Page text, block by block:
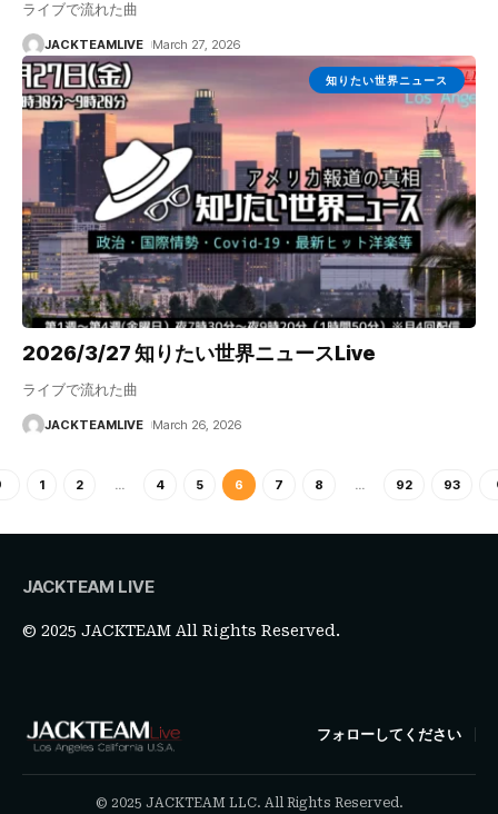
ライブで流れた曲
JACKTEAMLIVE March 27, 2026
知りたい世界ニュース
2026/3/27 知りたい世界ニュースLive
ライブで流れた曲
JACKTEAMLIVE March 26, 2026
1 2 … 4 5 6 7 8 … 92 93
JACKTEAM LIVE
© 2025 JACKTEAM All Rights Reserved.
フォローしてください
© 2025 JACKTEAM LLC. All Rights Reserved.